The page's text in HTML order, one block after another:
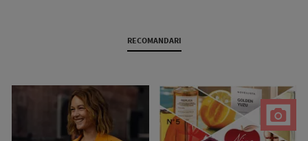
RECOMANDARI